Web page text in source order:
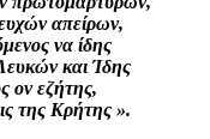
απείρων,
να ίδης
και Ίδης
ον εζήτης,
της Κρήτης ».